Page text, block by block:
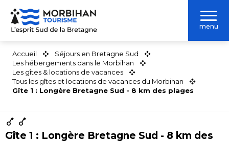
Aller
contenu
menu
Accueil
Séjours en Bretagne Sud
Les hébergements dans le Morbihan
Les gîtes & locations de vacances
Tous les gîtes et locations de vacances du Morbihan
Gîte 1 : Longère Bretagne Sud - 8 km des plages
Gîte 1 : Longère Bretagne Sud - 8 km des